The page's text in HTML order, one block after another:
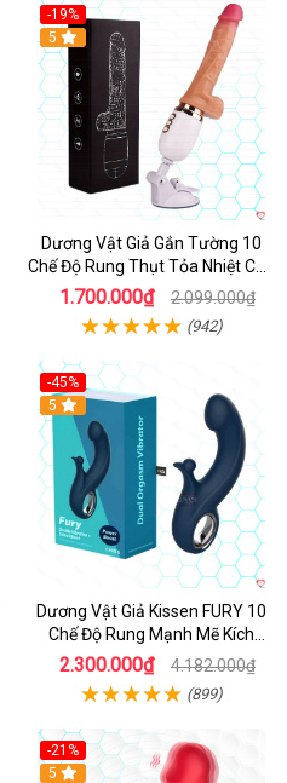
-19%
Hot
5
Dương Vật Giả Gắn Tường 10
Chế Độ Rung Thụt Tỏa Nhiệt Cao
Cấp
1.700.000₫ 2.099.000₫
(942)
-45%
Hot
5
Dương Vật Giả Kissen FURY 10
Chế Độ Rung Mạnh Mẽ Kích
Thích
2.300.000₫ 4.182.000₫
(899)
-21%
Hot
5